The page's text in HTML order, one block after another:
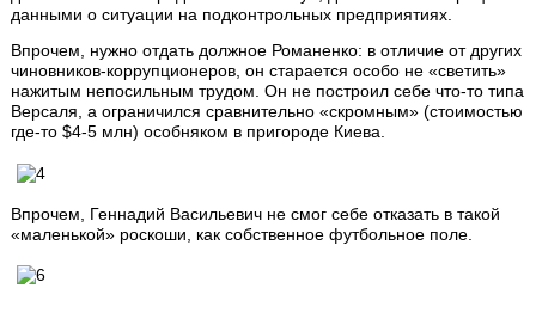
данными о ситуации на подконтрольных предприятиях.
Впрочем, нужно отдать должное Романенко: в отличие от других
чиновников-коррупционеров, он старается особо не «светить»
нажитым непосильным трудом. Он не построил себе что-то типа
Версаля, а ограничился сравнительно «скромным» (стоимостью
где-то $4-5 млн) особняком в пригороде Киева.
Впрочем, Геннадий Васильевич не смог себе отказать в такой
«маленькой» роскоши, как собственное футбольное поле.